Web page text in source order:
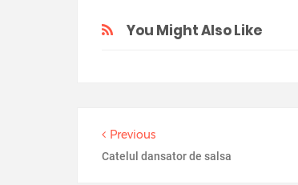
You Might Also Like
Previous
Catelul dansator de salsa